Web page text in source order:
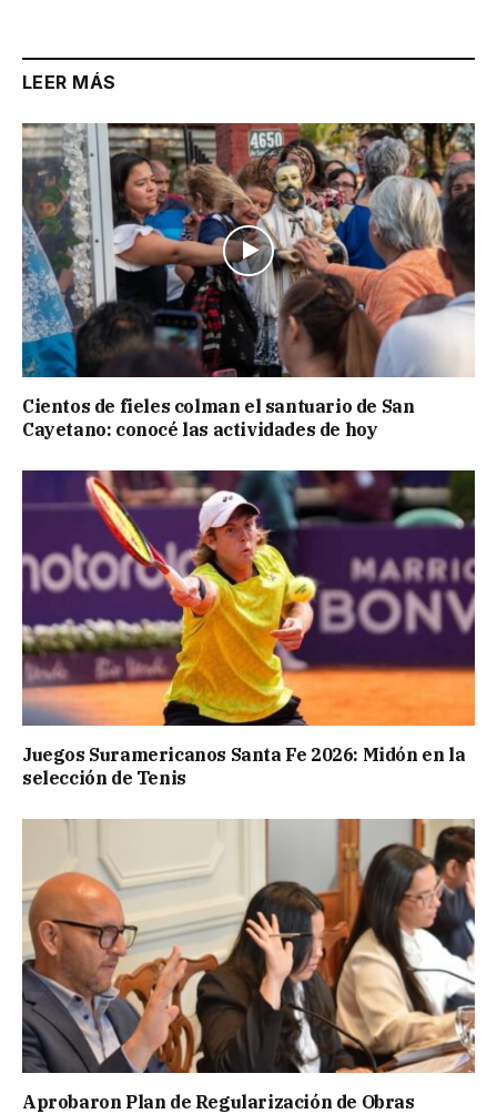
LEER MÁS
Cientos de fieles colman el santuario de San
Cayetano: conocé las actividades de hoy
Juegos Suramericanos Santa Fe 2026: Midón en la
selección de Tenis
Aprobaron Plan de Regularización de Obras